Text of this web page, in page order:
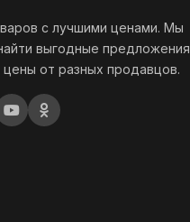
с лучшими ценами. Мы
выгодные предложения
цены от разных продавцов.